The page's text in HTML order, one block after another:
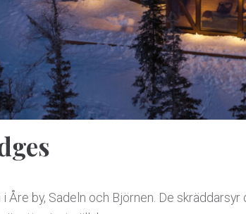
Åre by, Sadeln och Björnen. De skräddarsyr